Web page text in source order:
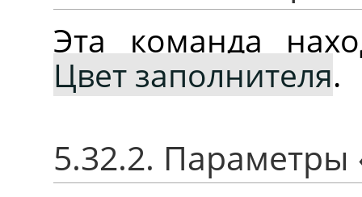
Эта команда
Цвет заполнителя.
5.32.2. Параметры